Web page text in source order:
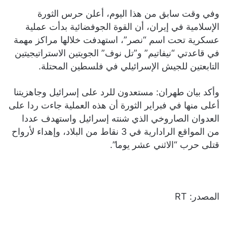
وفي وقت سابق من هذا اليوم، أعلن حرس الثورة
الإسلامية في إيران، أن القوة الجوفضائية بدأت عملية
عسكرية تحت اسم “نصر”، استهدفت خلالها مراكز مهمة
في قاعدتي “نيفاتيم” و”تل نوف” الجويتين الاستراتيجيتين
التابعتين للجيش الإسرائيلي في فلسطين المحتلة.
وأكد بيان طهران: مستعدون للرد على إسرائيل وجاهزيتنا
أعلى منها في فبراير الثورة أن هذه العملية جاءت ردا على
العدوان الصاروخي الذي شنته إسرائيل واستهدف عددا
من المواقع الرادارية في 3 نقاط من البلاد، وإهداء لأرواح
قتلى حرب “الاثني عشر يوما”.
المصدر: RT